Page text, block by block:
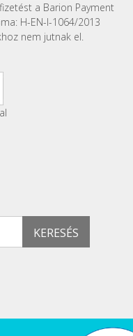
a Barion Payment
H-EN-I-1064/2013
nem jutnak el.
KERESÉS